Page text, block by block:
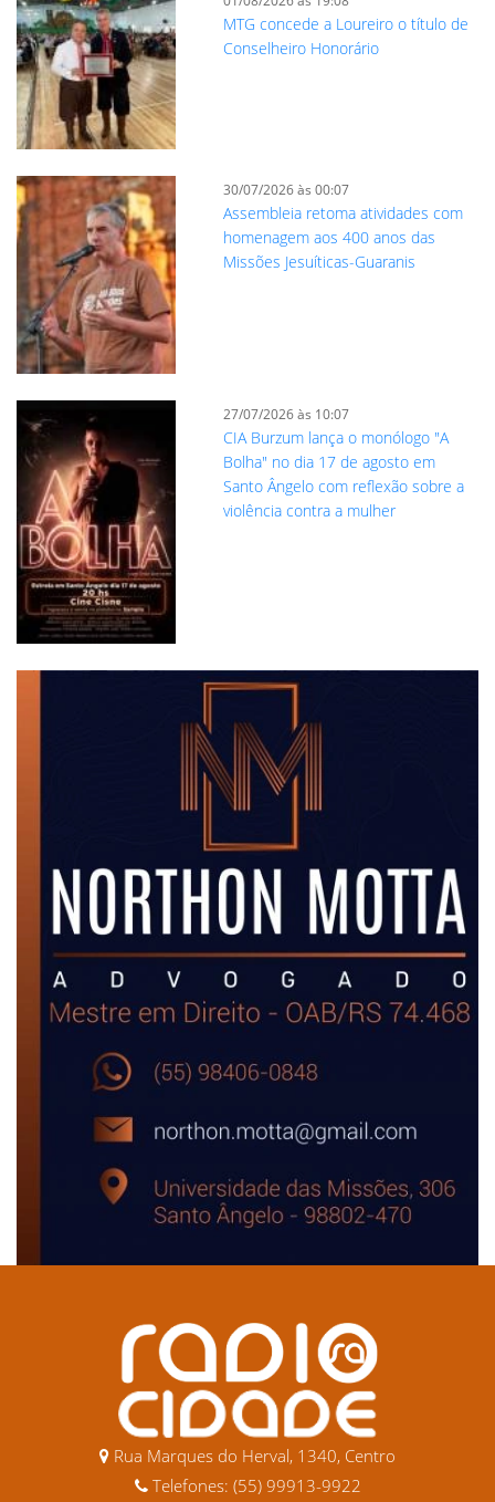
MTG concede a Loureiro o título de
Conselheiro Honorário
30/07/2026 às 00:07
Assembleia retoma atividades com
homenagem aos 400 anos das
Missões Jesuíticas-Guaranis
27/07/2026 às 10:07
CIA Burzum lança o monólogo "A
Bolha" no dia 17 de agosto em
Santo Ângelo com reflexão sobre a
violência contra a mulher
Rua Marques do Herval, 1340, Centro
Telefones: (55) 99913-9922